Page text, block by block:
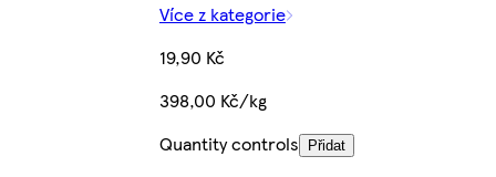
Více z kategorie
19,90 Kč
398,00 Kč/kg
Quantity controls
Přidat